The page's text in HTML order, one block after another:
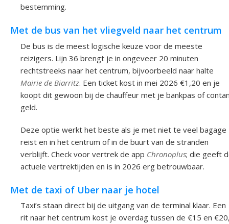
bestemming.
Met de bus van het vliegveld naar het centrum
De bus is de meest logische keuze voor de meeste
reizigers. Lijn 36 brengt je in ongeveer 20 minuten
rechtstreeks naar het centrum, bijvoorbeeld naar halte
Mairie de Biarritz. Een ticket kost in mei 2026 €1,20 en je
koopt dit gewoon bij de chauffeur met je bankpas of
geld.
Deze optie werkt het beste als je met niet te veel bagage
reist en in het centrum of in de buurt van de stranden
verblijft. Check voor vertrek de app Chronoplus; die geeft
actuele vertrektijden en is in 2026 erg betrouwbaar.
Met de taxi of Uber naar je hotel
Taxi’s staan direct bij de uitgang van de terminal klaar. Een
rit naar het centrum kost je overdag tussen de €15 en